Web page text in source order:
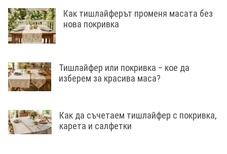
Как тишлайферът променя масата без
нова покривка
Тишлайфер или покривка – кое да
изберем за красива маса?
Как да съчетаем тишлайфер с покривка,
карета и салфетки